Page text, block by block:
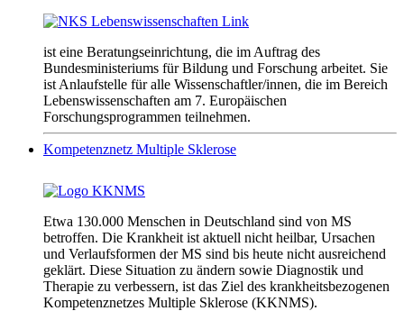
ist eine Beratungseinrichtung, die im Auftrag des
Bundesministeriums für Bildung und Forschung arbeitet. Sie
ist Anlaufstelle für alle Wissenschaftler/innen, die im Bereich
Lebenswissenschaften am 7. Europäischen
Forschungsprogrammen teilnehmen.
Kompetenznetz Multiple Sklerose
Etwa 130.000 Menschen in Deutschland sind von MS
betroffen. Die Krankheit ist aktuell nicht heilbar, Ursachen
und Verlaufsformen der MS sind bis heute nicht ausreichend
geklärt. Diese Situation zu ändern sowie Diagnostik und
Therapie zu verbessern, ist das Ziel des krankheitsbezogenen
Kompetenznetzes Multiple Sklerose (KKNMS).